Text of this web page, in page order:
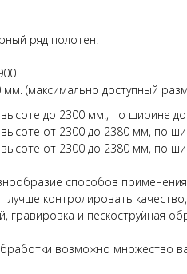
ряд полотен:
(максимально доступный
до 2300 мм., по ширине
от 2300 до 2380 мм, по
от 2300 до 2380 мм, по
способов
контролировать
гравировка и пескоструйная
возможно множество